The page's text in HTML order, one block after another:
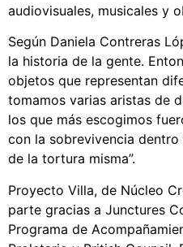
audiovisuales, musicales y
Según Daniela Contreras
la historia de la gente.
objetos que representan
tomamos varias aristas de
los que más escogimos
con la sobrevivencia
de la tortura misma”.
Proyecto Villa, de Núcleo
parte gracias a Junctures
Programa de